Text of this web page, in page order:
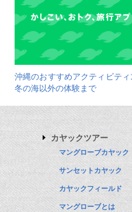
沖縄のおすすめアクティビテ
冬の海以外の体験まで
カヤックツアー
マングローブカヤック
サンセットカヤック
カヤックフィールド
マングローブとは